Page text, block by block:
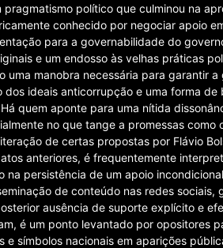
político que culminou na
conhecido por negociar apoio
para a governabilidade do
e um endosso às velhas práticas
uma manobra necessária para garantir
ideais anticorrupção e uma forma de
quem aponte para uma nítida
no que tange a promessas como
de certas propostas por Flávio
anteriores, é frequentemente
persistência de um apoio
de conteúdo nas redes sociais,
ausência de suporte explícito e
é um ponto levantado por opositores
símbolos nacionais em aparições